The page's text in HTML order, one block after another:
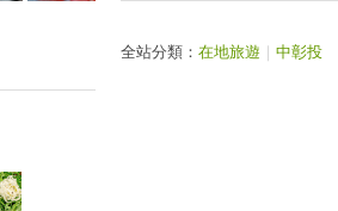
全站分類： 在地旅遊 中彰投